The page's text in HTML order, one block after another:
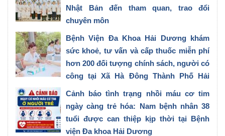
Nhật Bản đến tham quan, trao đổi
chuyên môn
Bệnh Viện Đa Khoa Hải Dương khám
sức khoẻ, tư vấn và cấp thuốc miễn phí
hơn 200 đối tượng chính sách, người có
công tại Xã Hà Đông Thành Phố Hải
Cảnh báo tình trạng nhồi máu cơ tim
ngày càng trẻ hóa: Nam bệnh nhân 38
tuổi được can thiệp kịp thời tại Bệnh
viện Đa khoa Hải Dương